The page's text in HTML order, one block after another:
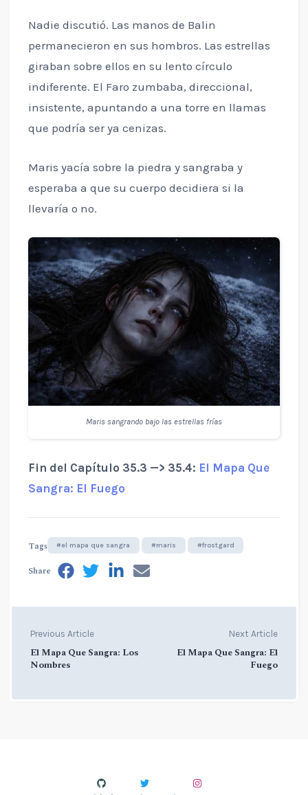
Nadie discutió. Las manos de Balin
permanecieron en sus hombros. Las estrellas
giraban sobre ellos en su lento círculo
indiferente. El Faro zumbaba, direccional,
insistente, apuntando a una torre en llamas
que podría ser ya cenizas.
Maris yacía sobre la piedra y sangraba y
esperaba a que su cuerpo decidiera si la
llevaría o no.
Maris sangrando bajo las estrellas frías
Fin del Capítulo 35.3 —> 35.4: El Mapa Que
Sangra: El Fuego
Tags #el mapa que sangra #maris #frostgard
Share
Previous Article
El Mapa Que Sangra: Los
Nombres
Next Article
El Mapa Que Sangra: El
Fuego